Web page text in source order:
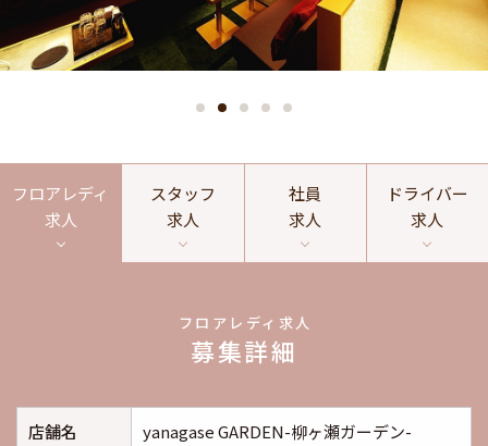
フロアレディ
求人
スタッフ
求人
社員
求人
ドライバー
求人
フロアレディ求人
募集詳細
店舗名 yanagase GARDEN-柳ヶ瀬ガーデン-